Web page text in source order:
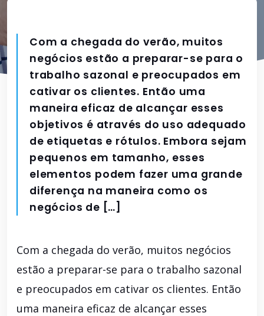
Com a chegada do verão, muitos
negócios estão a preparar-se para o
trabalho sazonal e preocupados em
cativar os clientes. Então uma
maneira eficaz de alcançar esses
objetivos é através do uso adequado
de etiquetas e rótulos. Embora sejam
pequenos em tamanho, esses
elementos podem fazer uma grande
diferença na maneira como os
negócios de […]
Com a chegada do verão, muitos negócios
estão a preparar-se para o trabalho sazonal
e preocupados em cativar os clientes. Então
uma maneira eficaz de alcançar esses